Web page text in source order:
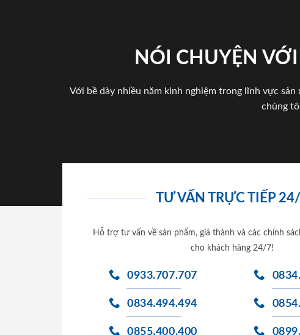
NÓI CHUYỆN
Với bề dày nhiều năm kinh nghiệm trong lĩnh vực
chúng
TƯ VẤN TRỰC TIẾP
Hỗ trợ tư vấn về sản phẩm, giá thành và các chính
cho khách hàng 24/7!
0933.707.707
0834.494.494
0855.400.400